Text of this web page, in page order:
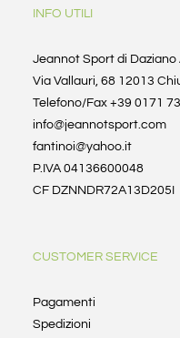
INFO UTILI
Jeannot Sport di Daziano
Via Vallauri, 68 12013
Telefono/Fax +39 0171
info@jeannotsport.com
fantinoi@yahoo.it
P.IVA 04136600048
CF DZNNDR72A13D205I
CUSTOMER SERVICE
Pagamenti
Spedizioni